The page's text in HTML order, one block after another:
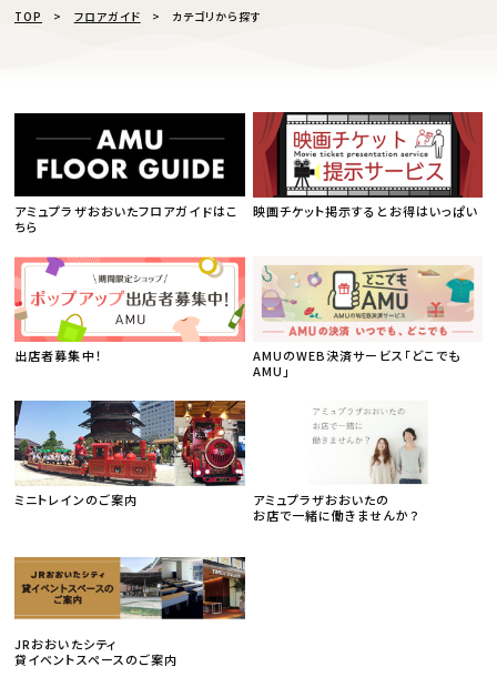
TOP フロアガイド カテゴリから探す
アミュプラザおおいたフロアガイドはこ
ちら
映画チケット掲示するとお得はいっぱい
出店者募集中！
AMUのWEB決済サービス「どこでも
AMU」
ミニトレインのご案内
アミュプラザおおいたの
お店で一緒に働きませんか？
JRおおいたシティ
貸イベントスペースのご案内